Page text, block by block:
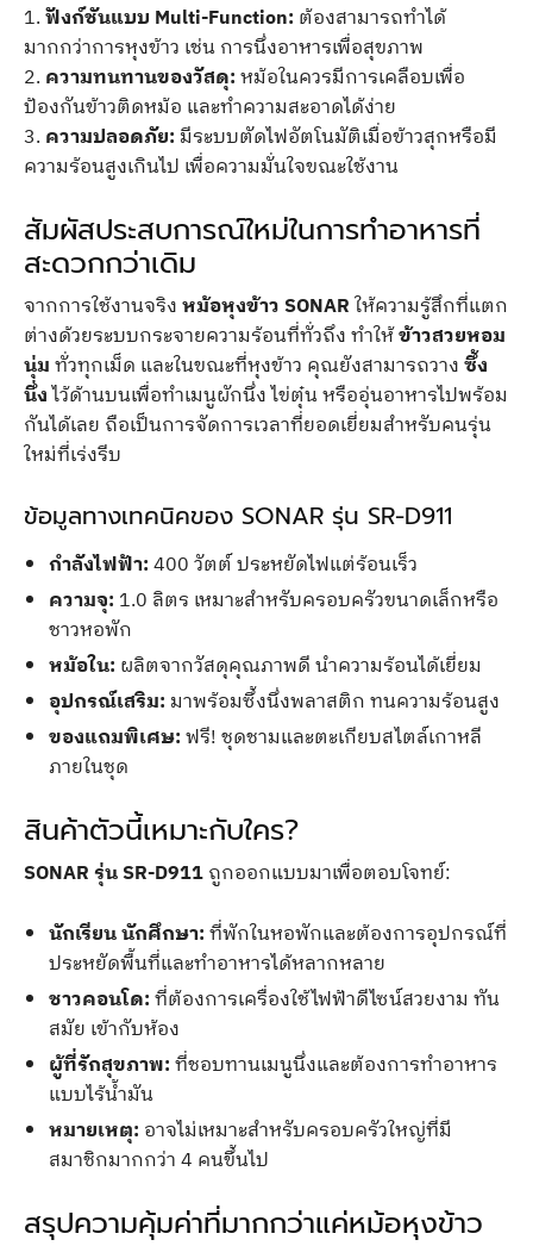
1.ฟังก์ชันแบบ Multi-Function: ต้องสามารถทำได้
มากกว่าการหุงข้าว เช่น การนึ่งอาหารเพื่อสุขภาพ
2. ความทนทานของวัสดุ:หม้อในควรมีการเคลือบเพื่อ
ป้องกันข้าวติดหม้อ และทำความสะอาดได้ง่าย
3. ความปลอดภัย: มีระบบตัดไฟอัตโนมัติเมื่อข้าวสุกหรือมี
ความร้อนสูงเกินไป เพื่อความมั่นใจขณะใช้งาน
สัมผัสประสบการณ์ใหม่ในการทำอาหารที่
สะดวกกว่าเดิม
จากการใช้งานจริงหม้อหุงข้าว SONARให้ความรู้สึกที่แตก
ต่างด้วยระบบกระจายความร้อนที่ทั่วถึง ทำให้ข้าวสวยหอม
นุ่มทั่วทุกเม็ด และในขณะที่หุงข้าว คุณยังสามารถวางซึ้ง
นึ่งไว้ด้านบนเพื่อทำเมนูผักนึ่ง ไข่ตุ๋น หรืออุ่นอาหารไปพร้อม
กันได้เลย ถือเป็นการจัดการเวลาที่ยอดเยี่ยมสำหรับคนรุ่น
ใหม่ที่เร่งรีบ
ข้อมูลทางเทคนิคของ SONAR รุ่น SR-D911
กำลังไฟฟ้า:400 วัตต์ ประหยัดไฟแต่ร้อนเร็ว
ความจุ: 1.0 ลิตร เหมาะสำหรับครอบครัวขนาดเล็กหรือ
ชาวหอพัก
หม้อใน: ผลิตจากวัสดุคุณภาพดี นำความร้อนได้เยี่ยม
อุปกรณ์เสริม: มาพร้อมซึ้งนึ่งพลาสติก ทนความร้อนสูง
ของแถมพิเศษ:ฟรี! ชุดชามและตะเกียบสไตล์เกาหลี
ภายในชุด
สินค้าตัวนี้เหมาะกับใคร?
SONAR รุ่น SR-D911ถูกออกแบบมาเพื่อตอบโจทย์:
นักเรียน นักศึกษา:ที่พักในหอพักและต้องการอุปกรณ์ที่
ประหยัดพื้นที่และทำอาหารได้หลากหลาย
ชาวคอนโด:ที่ต้องการเครื่องใช้ไฟฟ้าดีไซน์สวยงาม ทัน
สมัย เข้ากับห้อง
ผู้ที่รักสุขภาพ:ที่ชอบทานเมนูนึ่งและต้องการทำอาหาร
แบบไร้น้ำมัน
หมายเหตุ: อาจไม่เหมาะสำหรับครอบครัวใหญ่ที่มี
สมาชิกมากกว่า 4 คนขึ้นไป
สรุปความคุ้มค่าที่มากกว่าแค่หม้อหุงข้าว